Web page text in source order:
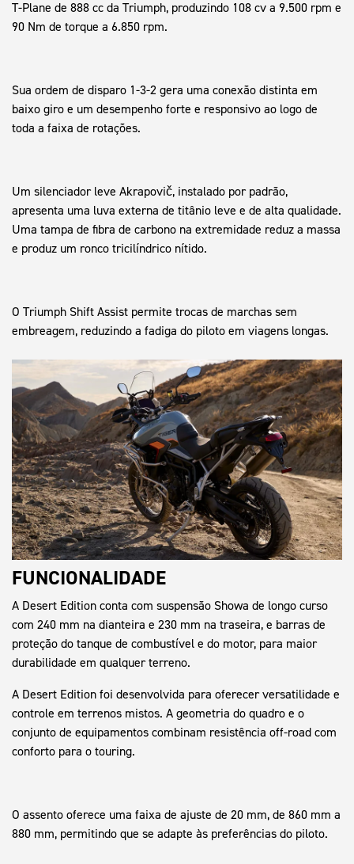
T-Plane de 888 cc da Triumph, produzindo 108 cv a 9.500 rpm e
90 Nm de torque a 6.850 rpm.
Sua ordem de disparo 1-3-2 gera uma conexão distinta em
baixo giro e um desempenho forte e responsivo ao logo de
toda a faixa de rotações.
Um silenciador leve Akrapovič, instalado por padrão,
apresenta uma luva externa de titânio leve e de alta qualidade.
Uma tampa de fibra de carbono na extremidade reduz a massa
e produz um ronco tricilíndrico nítido.
O Triumph Shift Assist permite trocas de marchas sem
embreagem, reduzindo a fadiga do piloto em viagens longas.
FUNCIONALIDADE
A Desert Edition conta com suspensão Showa de longo curso
com 240 mm na dianteira e 230 mm na traseira, e barras de
proteção do tanque de combustível e do motor, para maior
durabilidade em qualquer terreno.
A Desert Edition foi desenvolvida para oferecer versatilidade e
controle em terrenos mistos. A geometria do quadro e o
conjunto de equipamentos combinam resistência off-road com
conforto para o touring.
O assento oferece uma faixa de ajuste de 20 mm, de 860 mm a
880 mm, permitindo que se adapte às preferências do piloto.